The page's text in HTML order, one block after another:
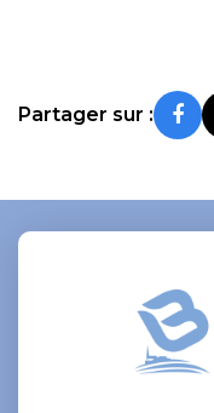
Partager sur :